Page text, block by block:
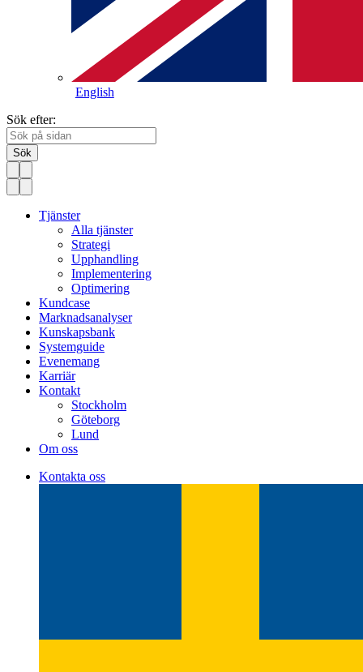
English
Sök efter:
Sök
Tjänster
Alla tjänster
Strategi
Upphandling
Implementering
Optimering
Kundcase
Marknadsanalyser
Kunskapsbank
Systemguide
Evenemang
Karriär
Kontakt
Stockholm
Göteborg
Lund
Om oss
Kontakta oss